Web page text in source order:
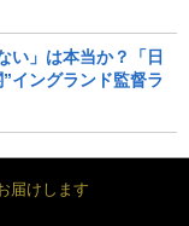
い」は本当か？「日
イングランド監督ラ
届けします